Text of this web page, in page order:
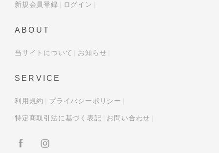
新規会員登録 ログイン
ABOUT
当サイトについて お知らせ
SERVICE
利用規約 プライバシーポリシー
特定商取引法に基づく表記 お問い合わせ